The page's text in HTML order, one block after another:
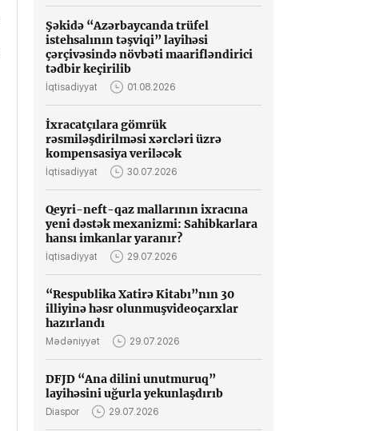
Şəkidə “Azərbaycanda trüfel
istehsalının təşviqi” layihəsi
çərçivəsində növbəti maarifləndirici
tədbir keçirilib
İqtisadiyyat 01.08.2026
İxracatçılara gömrük
rəsmiləşdirilməsi xərcləri üzrə
kompensasiya veriləcək
İqtisadiyyat 30.07.2026
Qeyri-neft-qaz mallarının ixracına
yeni dəstək mexanizmi: Sahibkarlara
hansı imkanlar yaranır?
İqtisadiyyat 29.07.2026
“Respublika Xatirə Kitabı”nın 30
illiyinə həsr olunmuşvideoçarxlar
hazırlandı
Mədəniyyət 29.07.2026
DFJD “Ana dilini unutmuruq”
layihəsini uğurla yekunlaşdırıb
Diaspor 29.07.2026